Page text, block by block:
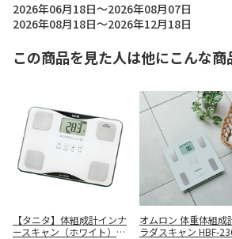
2026年06月18日～2026年08月07日
2026年08月18日～2026年12月18日
この商品を見た人は他にこんな
【タニタ】体組成計インナ
ースキャン（ホワイト）
オムロン 体重体組成
ラダスキャン HBF-